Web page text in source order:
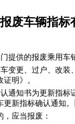
废车辆指标
提供的报废乘用
变更、过户、改
明》。
通知书为更新指
新指标确认通知
应当报废：